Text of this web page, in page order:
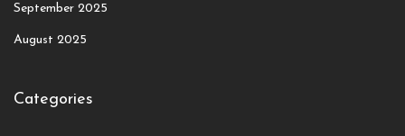
September 2025
August 2025
Categories